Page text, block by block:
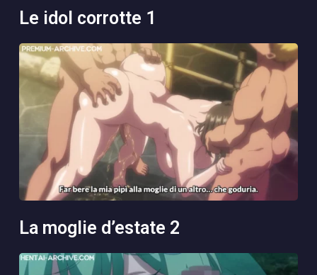
le idol corrotte 1
la moglie d’estate 2